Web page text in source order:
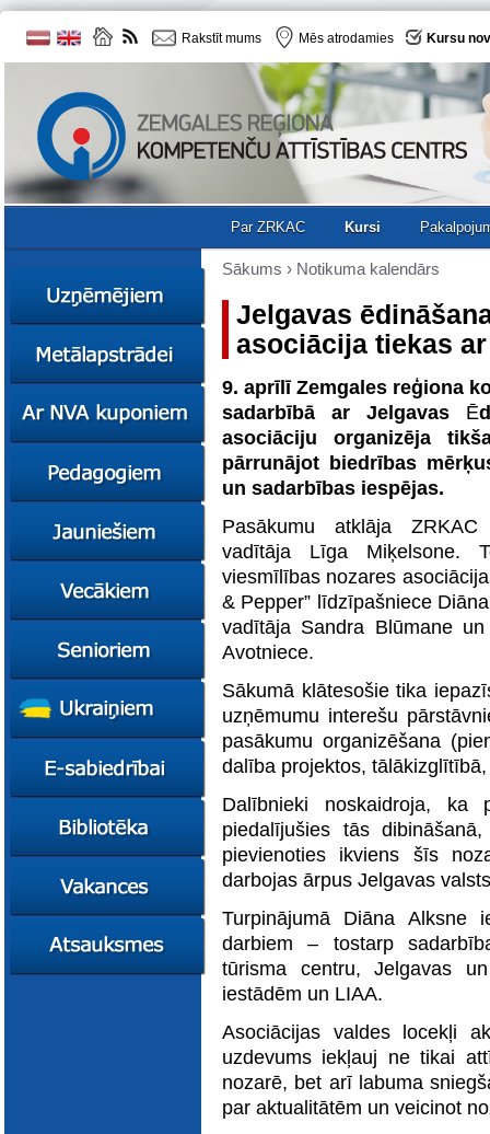
Rakstīt mums Mēs atrodamies Kursu
Par ZRKAC Kursi
uzņēmējdarbība
Resursi
Zemgales uzņēmumu
katalogs
konsultācijas
mentori
Konkursi
pedagogiem
Mācies
eksperimentējot
konsultācijas
Pašvaldības atbalsts
Resursi
STEM junioriem
eksperimentējot
Digitāli klimatam
FasTracKids
Empower65
Kursi
Sākums › Notikuma kalendārs
Jelgavas
asociācija tiekas
9. aprīlī Zemgales reģiona
sadarbībā ar Jelgavas Ē
asociāciju organizēja
pārrunājot biedrības
un sadarbības iespējas.
Pasākumu atklāja
vadītāja Līga Miķelsone.
viesmīlības nozares
& Pepper” līdzīpašniece
vadītāja Sandra Blūmane
Avotniece.
Sākumā klātesošie tika
uzņēmumu interešu
pasākumu organizēšana
dalība projektos,
Dalībnieki noskaidroja,
piedalījušies tās
pievienoties ikviens šīs
darbojas ārpus Jelgavas
Turpinājumā Diāna Alksne
darbiem – tostarp
tūrisma centru, Jelgavas
iestādēm un LIAA.
Asociācijas valdes locekļi
uzdevums iekļauj ne tikai
nozarē, bet arī labuma
par aktualitātēm un veicinot